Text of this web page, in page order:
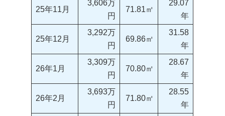
25年11月
3,606万
円
71.81㎡
29.07
年
25年12月
3,292万
円
69.86㎡
31.58
年
26年1月
3,309万
円
70.80㎡
28.67
年
26年2月
3,693万
円
71.80㎡
28.55
年